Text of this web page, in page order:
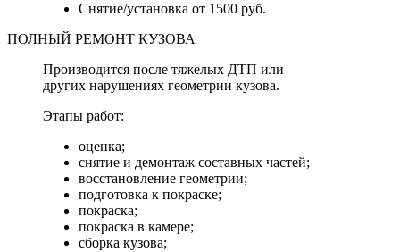
Снятие/установка от 1500 руб.
ПОЛНЫЙ РЕМОНТ КУЗОВА
Производится после тяжелых ДТП или
других нарушениях геометрии кузова.
Этапы работ:
оценка;
снятие и демонтаж составных частей;
восстановление геометрии;
подготовка к покраске;
покраска;
покраска в камере;
сборка кузова;